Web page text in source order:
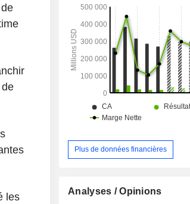
les
Plus de données financières
Analyses / Opinions